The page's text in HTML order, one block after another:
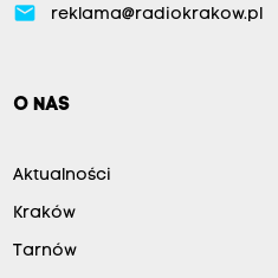
email reklama@radiokrakow.pl
O NAS
Aktualności
Kraków
Tarnów